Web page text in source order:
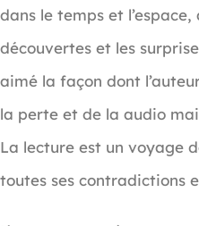
dans le temps et
découvertes et les
aimé la façon dont
la perte et de la audio
La lecture est un voyage
toutes ses contradictions